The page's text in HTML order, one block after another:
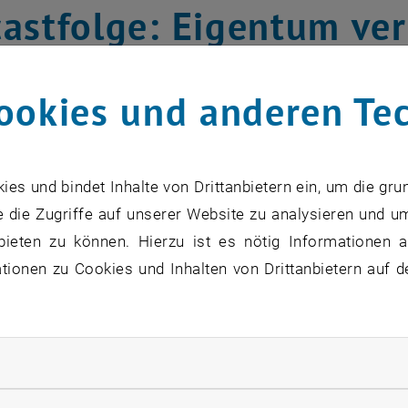
Eigentum
des Seminars „Eigentum verpflichtet!“ wurde
gestaltet.
und Paul Hahnenkamp sowie die
Bianca Tacha haben im TU future.lab Podcast
(Wintersemester 24/25) gesprochen.
vom Spannungsverhältnis zwischen
wurden die Reichweite des
in Eigentumspositionen einzugreifen sowie
diskutiert. Im Fokus waren dabei
Anlagen, der Denkmalschutz, die EU-
und anderen
und bindet Inhalte von Drittanbietern ein, um die
Zugriffe auf unserer Website zu analysieren und
zu können. Hierzu ist es nötig Informationen
zu Cookies und Inhalten von Drittanbietern auf